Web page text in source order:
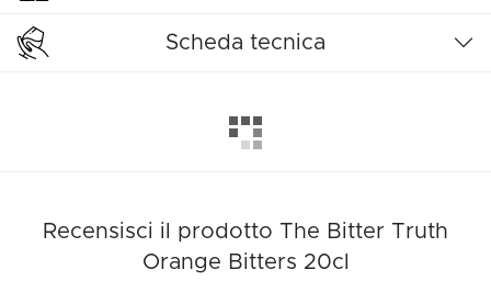
Scheda tecnica
Recensisci il prodotto The Bitter Truth
Orange Bitters 20cl